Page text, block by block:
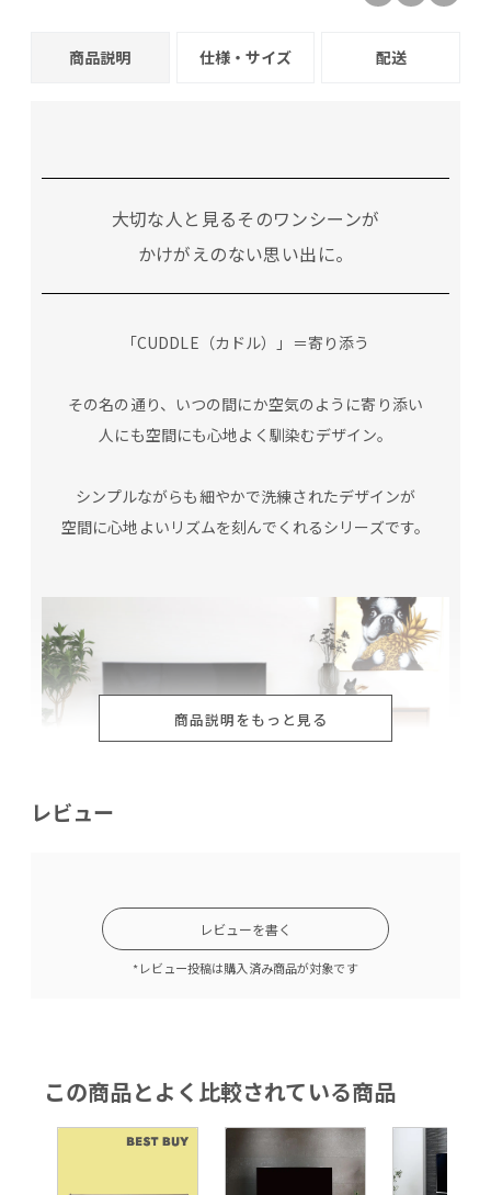
商品説明 仕様・サイズ 配送
大切な人と見るそのワンシーンが
かけがえのない思い出に。
「CUDDLE（カドル）」＝寄り添う
その名の通り、いつの間にか空気のように寄り添い
人にも空間にも心地よく馴染むデザイン。
シンプルながらも細やかで洗練されたデザインが
空間に心地よいリズムを刻んでくれるシリーズです。
素材を生かしたデザイン
商品説明をもっと見る
レビュー
レビューを書く
*レビュー投稿は購入済み商品が対象です
この商品とよく比較されている商品